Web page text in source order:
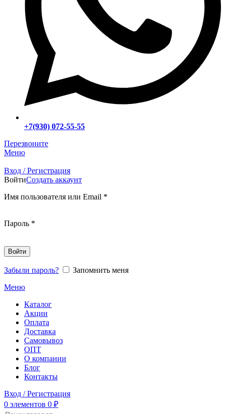
+7(930) 072-55-55
Перезвоните
Меню
Вход / Регистрация
ВойтиСоздать аккаунт
Имя пользователя или Email *
Пароль *
Войти
Забыли пароль?
Запомнить меня
Меню
Каталог
Акции
Оплата
Доставка
Самовывоз
ОПТ
О компании
Блог
Контакты
Вход / Регистрация
0 элементов 0 ₽